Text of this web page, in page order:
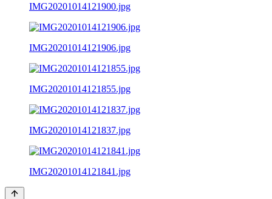
IMG20201014121900.jpg
IMG20201014121906.jpg
IMG20201014121855.jpg
IMG20201014121837.jpg
IMG20201014121841.jpg